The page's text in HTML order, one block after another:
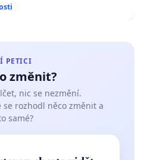
PETICI
změnit?
nic se nezmění.
rozhodl něco změnit a
samé?